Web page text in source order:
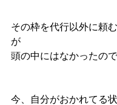
その枠を代行以外に頼
が
頭の中にはなかったので
今、自分がおかれてる